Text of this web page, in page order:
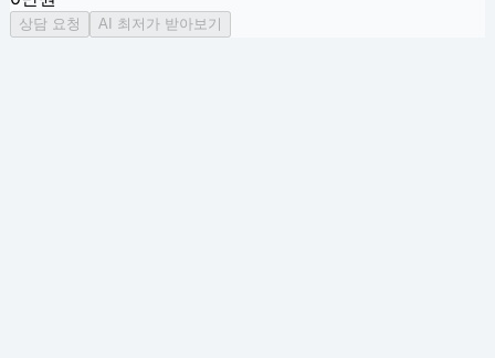
상담 요청 AI 최저가 받아보기